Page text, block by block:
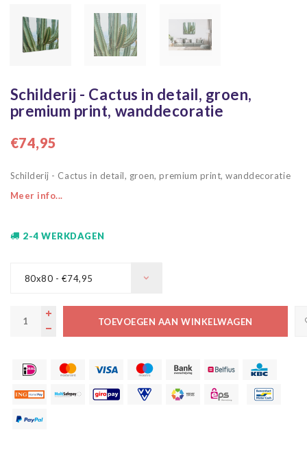
Schilderij - Cactus in detail, groen,
premium print, wanddecoratie
€74,95
Schilderij - Cactus in detail, groen, premium print, wanddecoratie
Meer info...
2-4 WERKDAGEN
80x80 - €74,95
TOEVOEGEN AAN WINKELWAGEN